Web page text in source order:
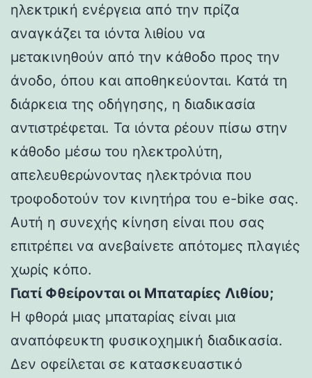
ηλεκτρική ενέργεια από την πρίζα
αναγκάζει τα ιόντα λιθίου να
μετακινηθούν από την κάθοδο προς την
άνοδο, όπου και αποθηκεύονται. Κατά τη
διάρκεια της οδήγησης, η διαδικασία
αντιστρέφεται. Τα ιόντα ρέουν πίσω στην
κάθοδο μέσω του ηλεκτρολύτη,
απελευθερώνοντας ηλεκτρόνια που
τροφοδοτούν τον κινητήρα του e-bike σας.
Αυτή η συνεχής κίνηση είναι που σας
επιτρέπει να ανεβαίνετε απότομες πλαγιές
χωρίς κόπο.
Γιατί Φθείρονται οι Μπαταρίες Λιθίου;
Η φθορά μιας μπαταρίας είναι μια
αναπόφευκτη φυσικοχημική διαδικασία.
Δεν οφείλεται σε κατασκευαστικό